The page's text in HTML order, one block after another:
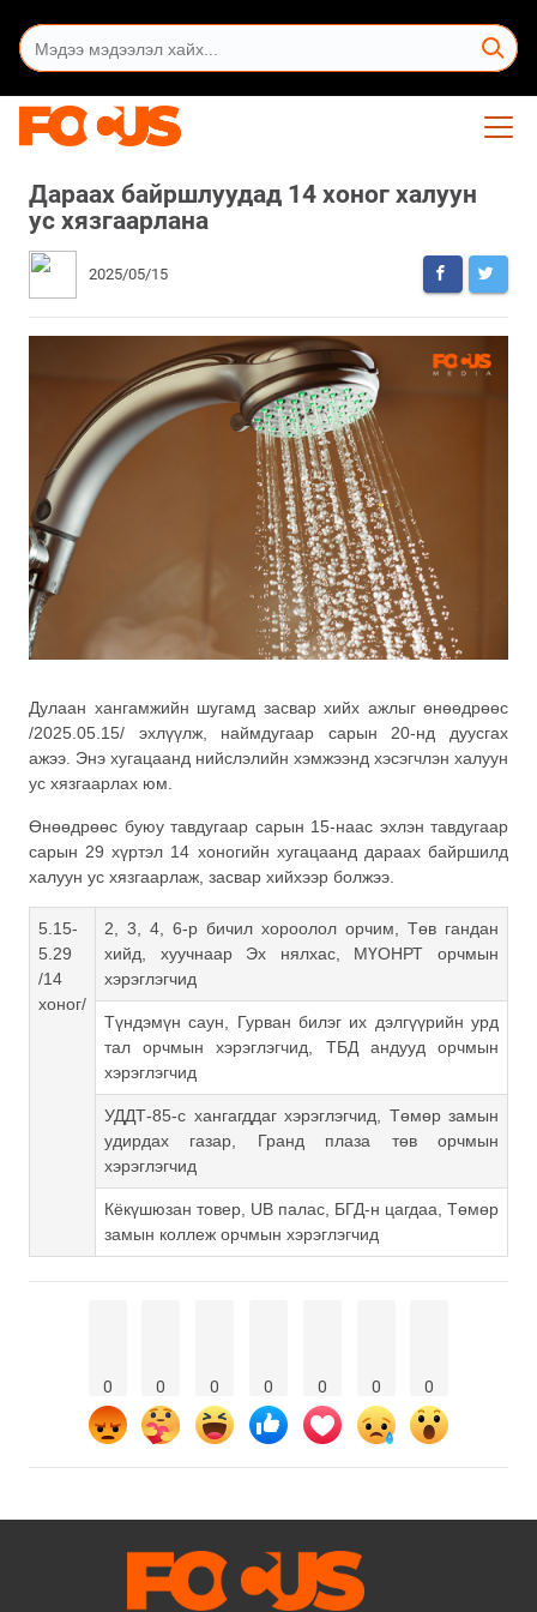
Дараах байршлуудад 14 хоног халуун
ус хязгаарлана
2025/05/15
Дулаан хангамжийн шугамд засвар хийх ажлыг өнөөдрөөс
/2025.05.15/ эхлүүлж, наймдугаар сарын 20-нд дуусгах
ажээ. Энэ хугацаанд нийслэлийн хэмжээнд хэсэгчлэн халуун
ус хязгаарлах юм.
Өнөөдрөөс буюу тавдугаар сарын 15-наас эхлэн тавдугаар
сарын 29 хүртэл 14 хоногийн хугацаанд дараах байршилд
халуун ус хязгаарлаж, засвар хийхээр болжээ.
5.15-
5.29
/14
хоног/
2, 3, 4, 6-р бичил хороолол орчим, Төв гандан
хийд, хуучнаар Эх нялхас, МҮОНРТ орчмын
хэрэглэгчид
Түндэмүн саун, Гурван билэг их дэлгүүрийн урд
тал орчмын хэрэглэгчид, ТБД андууд орчмын
хэрэглэгчид
УДДТ-85-с хангагддаг хэрэглэгчид, Төмөр замын
удирдах газар, Гранд плаза төв орчмын
хэрэглэгчид
Кёкүшюзан товер, UB палас, БГД-н цагдаа, Төмөр
замын коллеж орчмын хэрэглэгчид
0 0 0 0 0 0 0